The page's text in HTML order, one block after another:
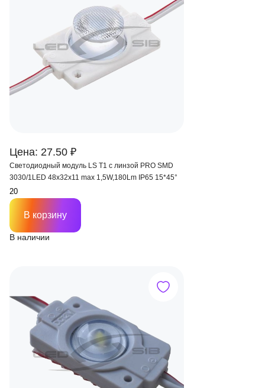
Цена: 27.50 ₽
Светодиодный модуль LS T1 с линзой PRO SMD
3030/1LED 48х32х11 max 1,5W,180Lm IP65 15*45°
В наличии
В корзину